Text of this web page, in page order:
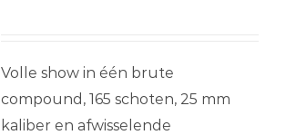
Volle show in één brute
compound, 165 schoten, 25 mm
kaliber en afwisselende